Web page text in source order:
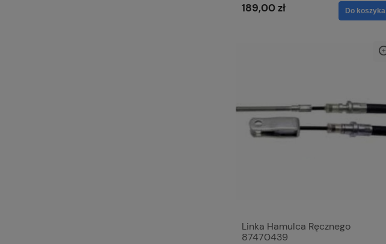
189,00 zł Do koszyka
Linka Hamulca Ręcznego
87470439